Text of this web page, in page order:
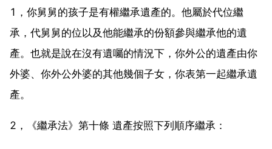
1，你舅舅的孩子是有權繼承遺產的。他屬於代位繼
承，代舅舅的位以及他能繼承的份額參與繼承他的遺
產。也就是說在沒有遺囑的情況下，你外公的遺產由你
外婆、你外公外婆的其他幾個子女，你表第一起繼承遺
產。
2，《繼承法》第十條 遺產按照下列順序繼承：